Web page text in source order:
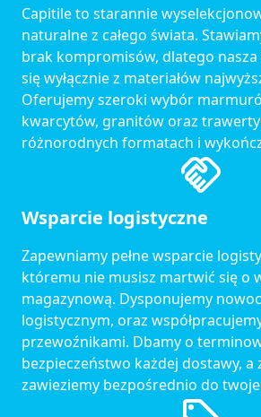
Capitile to starannie
naturalne z całego świata.
brak kompromisów, dlatego nasza
się wyłącznie z materiałów
Oferujemy szeroki wybór
kwarcytów, granitów oraz
różnorodnych formatach i
Wsparcie logistyczne
Zapewniamy pełne wsparcie
któremu nie musisz martwić się o
magazynową. Dysponujemy
logistycznym, oraz
przewoźnikami. Dbamy o
bezpieczeństwo każdej dostawy,
zawieziemy bezpośrednio do